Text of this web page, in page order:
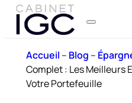
Accueil – Blog –
Complet : Les Meilleurs
Votre Portefeuille